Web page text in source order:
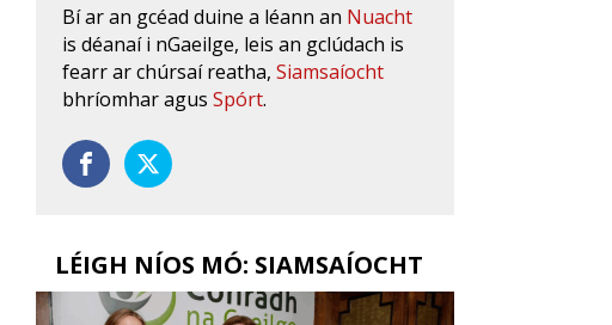
Bí ar an gcéad duine a léann an Nuacht
is déanaí i nGaeilge, leis an gclúdach is
fearr ar chúrsaí reatha,Siamsaíocht
bhríomhar agusSpórt.
LÉIGH NÍOS MÓ: SIAMSAÍOCHT